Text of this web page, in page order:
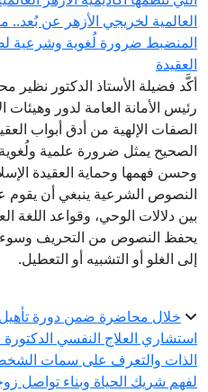
العالمية لخريجي الأزهر عن بُعد..
المنضبط ضرورة لُغوية وشرعية
العقيدة
أكَّد فضيلة الأستاذ الدكتور نظير
رئيس الأمانة العامة لدور وهيئات
الصفات الإلهية من أدق أبواب
الصحيح يمثل ضرورة علمية
وحسن فهمها وحماية العقيدة
النصوص الشرعية ينبغي أن
بين دلالات الوحي، وقواعد اللغة
يحفظ النصوص من التحريف وسوء
إلى الغلو أو التشبيه أو التعطيل.
خلال محاضرة ضمن دورة تأهيل
استشاري العلاج النفسي
الذات والتعرف على سمات
لفهم شريك الحياة وبناء تواصل